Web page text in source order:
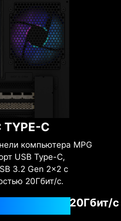
C
компьютера MPG
USB Type-C,
3.2 Gen 2x2 с
20Гбит/с.